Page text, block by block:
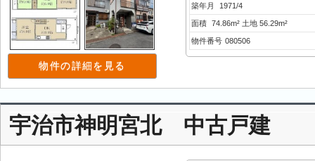
物件の詳細を見る
築年月 1971/4
面積 74.86m² 土地 56.29m²
物件番号 080506
宇治市神明宮北 中古戸建